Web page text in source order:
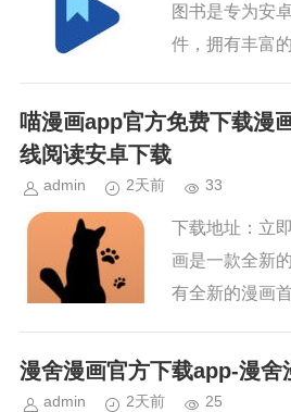
图书是专为安
件，拥有丰富
记、计算机技
喵漫画app官方免费下载漫
线阅读安卓下载
admin 2天前 33
下载地址：立
画是一款全新
有全新的漫画
品漫画进行深
漫舍漫画官方下载app-漫舍
admin 2天前 25